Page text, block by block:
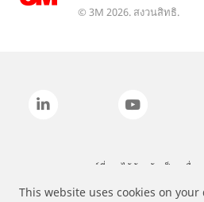
This website uses cookies on
© 3M 2026. สงวนสิทธิ.
แบรนด์ที่ระบุไว้ข้างต้นเป็นเครื่อ